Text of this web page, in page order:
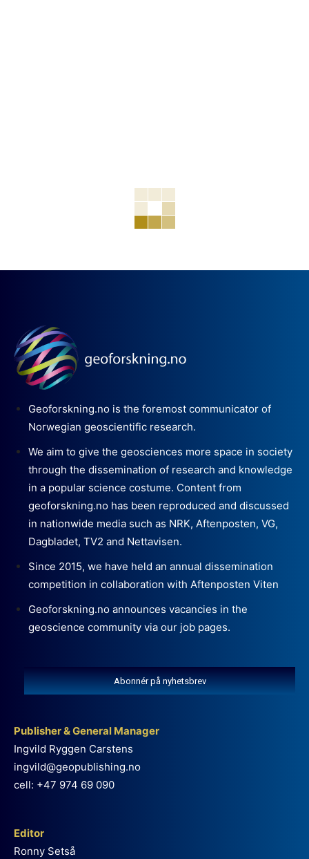
Geoforskning.no is the foremost communicator of
Norwegian geoscientific research.
We aim to give the geosciences more space in society
through the dissemination of research and knowledge
in a popular science costume. Content from
geoforskning.no has been reproduced and discussed
in nationwide media such as NRK, Aftenposten, VG,
Dagbladet, TV2 and Nettavisen.
Since 2015, we have held an annual dissemination
competition in collaboration with Aftenposten Viten
Geoforskning.no announces vacancies in the
geoscience community via our job pages.
Abonnér på nyhetsbrev
Publisher & General Manager
Ingvild Ryggen Carstens
ingvild@geopublishing.no
cell: +47 974 69 090
Editor
Ronny Setså